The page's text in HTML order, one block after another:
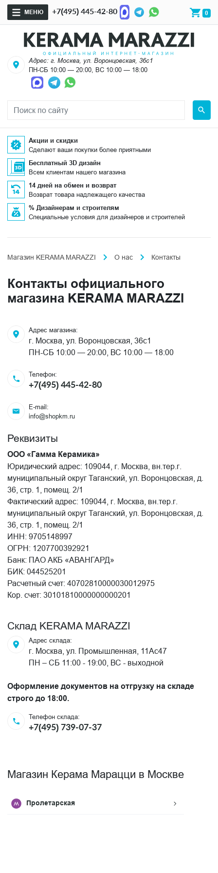
МЕНЮ +7(495) 445-42-80 0
Адрес: г. Москва, ул. Воронцовская, 36с1
ПН-СБ 10:00 — 20:00, ВС 10:00 — 18:00
Акции и скидки
Сделают ваши покупки более приятными
Бесплатный 3D дизайн
Всем клиентам нашего магазина
14 дней на обмен и возврат
Возврат товара надлежащего качества
% Дизайнерам и строителям
Специальные условия для дизайнеров и строителей
Магазин KERAMA MARAZZI О нас Контакты
Контакты официального
магазина KERAMA MARAZZI
Адрес магазина:
г. Москва, ул. Воронцовская, 36с1
ПН-СБ 10:00 — 20:00, ВС 10:00 — 18:00
Телефон:
+7(495) 445-42-80
E-mail:
info@shopkm.ru
Реквизиты
ООО «Гамма Керамика»
Юридический адрес: 109044, г. Москва, вн.тер.г.
муниципальный округ Таганский, ул. Воронцовская, д.
36, стр. 1, помещ. 2/1
Фактический адрес: 109044, г. Москва, вн.тер.г.
муниципальный округ Таганский, ул. Воронцовская, д.
36, стр. 1, помещ. 2/1
ИНН: 9705148997
ОГРН: 1207700392921
Банк: ПАО АКБ «АВАНГАРД»
БИК: 044525201
Расчетный счет: 40702810000030012975
Кор. счет: 30101810000000000201
Склад KERAMA MARAZZI
Адрес склада:
г. Москва, ул. Промышленная, 11Ас47
ПН – СБ 11:00 - 19:00, ВС - выходной
Оформление документов на отгрузку на складе
строго до 18:00.
Телефон склада:
+7(495) 739-07-37
Магазин Керама Марацци в Москве
Пролетарская